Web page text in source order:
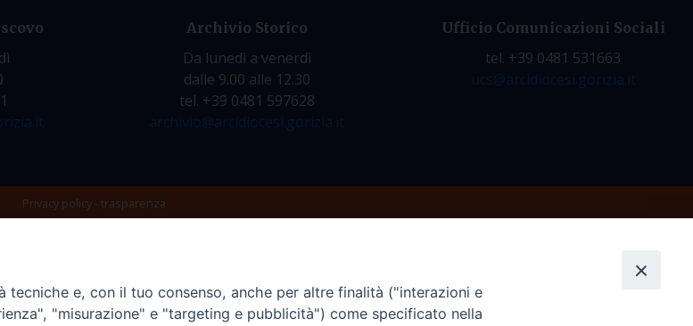
Archivio Storico
Da lunedì a venerdì
dalle 9.00 alle 12.30
tel. +39 0481 597628
archivio@arcidiocesi.gorizia.it
Ufficio Comunicazioni Sociali
tel. +39 0481 531663
ucs@arcidiocesi.gorizia.it
Privacy policy - trasparenza
e, con il tuo consenso, anche per altre finalità ("interazioni e
"misurazione" e "targeting e pubblicità") come specificato nella